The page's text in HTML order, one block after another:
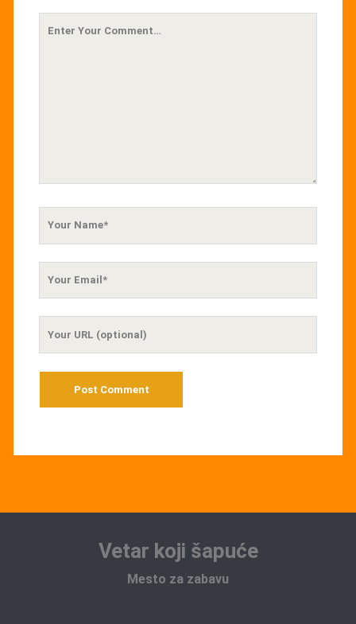
Vetar koji šapuće
Mesto za zabavu